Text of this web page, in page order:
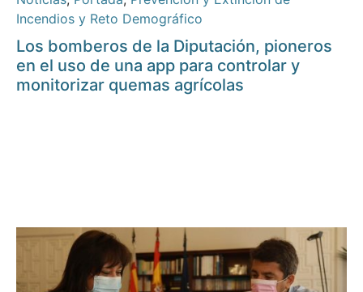
Incendios y Reto Demográfico
Los bomberos de la Diputación, pioneros
en el uso de una app para controlar y
monitorizar quemas agrícolas